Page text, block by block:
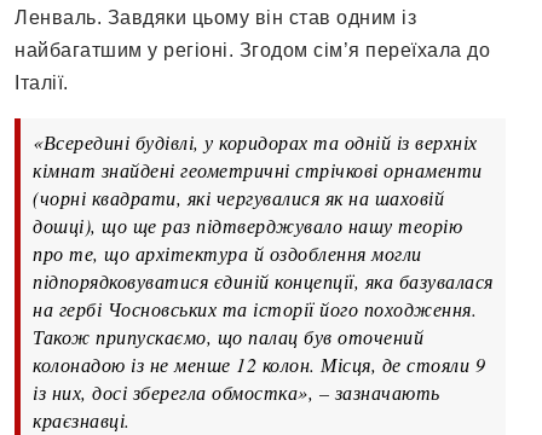
Ленваль. Завдяки цьому він став одним із
найбагатшим у регіоні. Згодом сім’я переїхала до
Італії.
«Всередині будівлі, у коридорах та одній із верхніх
кімнат знайдені геометричні стрічкові орнаменти
(чорні квадрати, які чергувалися як на шаховій
дошці), що ще раз підтверджувало нашу теорію
про те, що архітектура й оздоблення могли
підпорядковуватися єдиній концепції, яка базувалася
на гербі Чосновських та історії його походження.
Також припускаємо, що палац був оточений
колонадою із не менше 12 колон. Місця, де стояли 9
із них, досі зберегла обмостка», – зазначають
краєзнавці.